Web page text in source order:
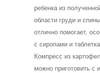
ребенка из
области груди и
отлично помогает,
с сиропами и
Компресс из
можно приготовить с